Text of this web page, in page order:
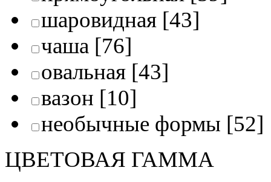
шаровидная [43]
чаша [76]
овальная [43]
вазон [10]
необычные формы [52]
ЦВЕТОВАЯ ГАММА